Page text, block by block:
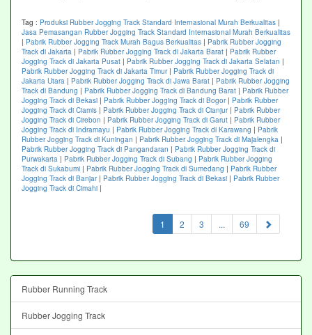
Tag : Produksi Rubber Jogging Track Standard Internasional Murah Berkualitas |
Jasa Pemasangan Rubber Jogging Track Standard Internasional Murah Berkualitas
| Pabrik Rubber Jogging Track Murah Bagus Berkualitas | Pabrik Rubber Jogging
Track di Jakarta | Pabrik Rubber Jogging Track di Jakarta Barat | Pabrik Rubber
Jogging Track di Jakarta Pusat | Pabrik Rubber Jogging Track di Jakarta Selatan |
Pabrik Rubber Jogging Track di Jakarta Timur| Pabrik Rubber Jogging Track di
Jakarta Utara | Pabrik Rubber Jogging Track di Jawa Barat | Pabrik Rubber Jogging
Track di Bandung | Pabrik Rubber Jogging Track di Bandung Barat | Pabrik Rubber
Jogging Track di Bekasi | Pabrik Rubber Jogging Track di Bogor| Pabrik Rubber
Jogging Track di Ciamis | Pabrik Rubber Jogging Track di Cianjur| Pabrik Rubber
Jogging Track di Cirebon | Pabrik Rubber Jogging Track di Garut | Pabrik Rubber
Jogging Track di Indramayu | Pabrik Rubber Jogging Track di Karawang | Pabrik
Rubber Jogging Track di Kuningan | Pabrik Rubber Jogging Track di Majalengka |
Pabrik Rubber Jogging Track di Pangandaran | Pabrik Rubber Jogging Track di
Purwakarta | Pabrik Rubber Jogging Track di Subang | Pabrik Rubber Jogging
Track di Sukabumi | Pabrik Rubber Jogging Track di Sumedang | Pabrik Rubber
Jogging Track di Banjar| Pabrik Rubber Jogging Track di Bekasi | Pabrik Rubber
Jogging Track di Cimahi |
1 (current)
2 3 ... 69
Rubber Running Track
Rubber Jogging Track